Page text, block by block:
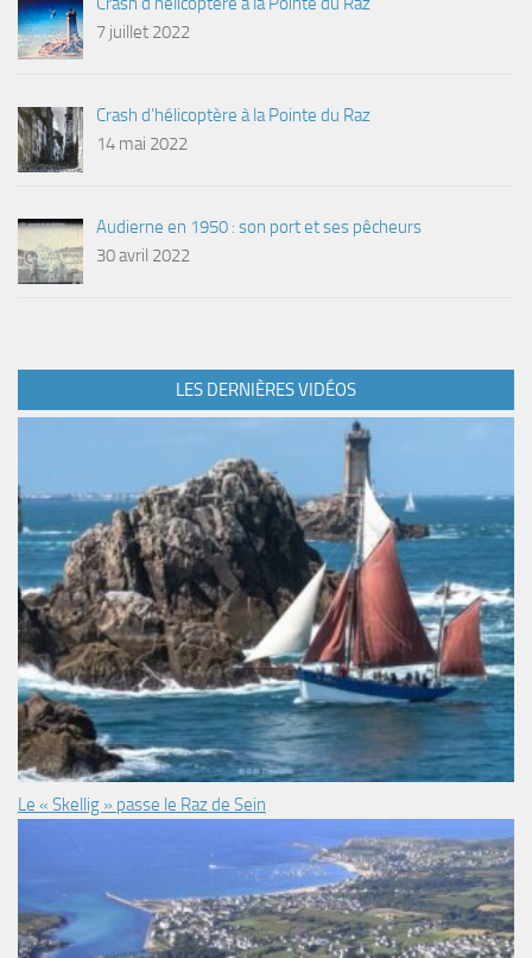
7 juillet 2022
Crash d’hélicoptère à la Pointe du Raz
14 mai 2022
Audierne en 1950 : son port et ses pêcheurs
30 avril 2022
LES DERNIÈRES VIDÉOS
Le « Skellig » passe le Raz de Sein